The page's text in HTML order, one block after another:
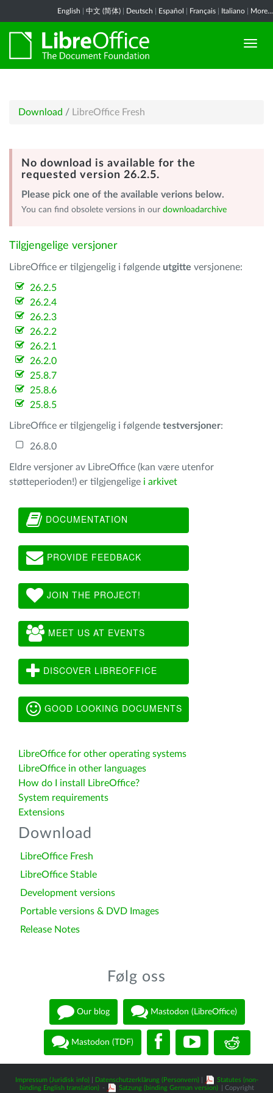
English 中文 (简体) Deutsch Español Français Italiano More...
Download / LibreOffice Fresh
No download is available for the
requested version 26.2.5.
Please pick one of the available verions below.
You can find obsolete versions in our downloadarchive
Tilgjengelige versjoner
LibreOffice er tilgjengelig i følgende utgitte versjonene:
26.2.5
26.2.4
26.2.3
26.2.2
26.2.1
26.2.0
25.8.7
25.8.6
25.8.5
LibreOffice er tilgjengelig i følgende testversjoner:
26.8.0
Eldre versjoner av LibreOffice (kan være utenfor
støtteperioden!) er tilgjengelige i arkivet
DOCUMENTATION
PROVIDE FEEDBACK
JOIN THE PROJECT!
MEET US AT EVENTS
DISCOVER LIBREOFFICE
GOOD LOOKING DOCUMENTS
LibreOffice for other operating systems
LibreOffice in other languages
How do I install LibreOffice?
System requirements
Extensions
Download
LibreOffice Fresh
LibreOffice Stable
Development versions
Portable versions & DVD Images
Release Notes
Følg oss
Our blog Mastodon (LibreOffice)
Mastodon (TDF)
Impressum (Juridisk info)| Datenschutzerklärung (Personvern)|
Statutes (non-
binding English translation) - Satzung (binding German version)
| Copyright